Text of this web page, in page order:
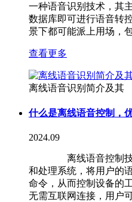
一种语音识别技术，其
数据库即可进行语音转
景下都可能派上用场，
查看更多
离线语音识别简介及其
什么是离线语音控制，
2024.09
离线语音控制技术
和处理系统，将用户的
命令，从而控制设备的
无需互联网连接，用户